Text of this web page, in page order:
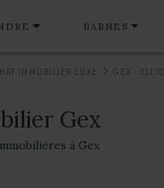
BARNES
IMMOBILIER LUXE GEX - 01170
Gex
à Gex